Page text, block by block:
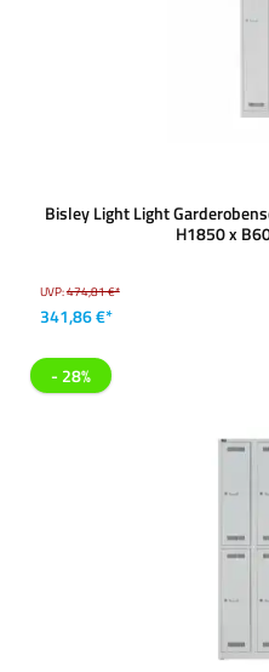
Bisley Light Light
H1850 x
UVP:474,81 €*
341,86 €*
- 28%